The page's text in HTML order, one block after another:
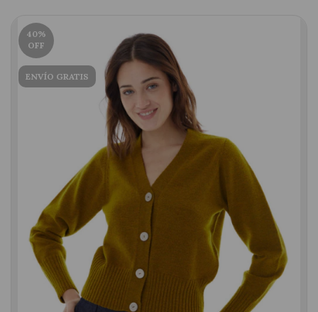
40%
OFF
ENVÍO GRATIS